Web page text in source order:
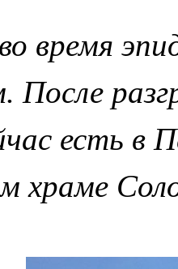
время
есть в
храме